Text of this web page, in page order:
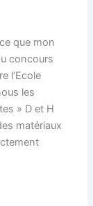
que mon
concours
l’Ecole
les
» D et H
matériaux